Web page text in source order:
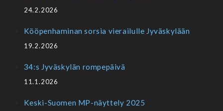
24.2.2026
Kööpenhaminan sorsia vierailulle Jyväskylään
19.2.2026
34:s Jyväskylän rompepäivä
11.1.2026
Keski-Suomen MP-näyttely 2025